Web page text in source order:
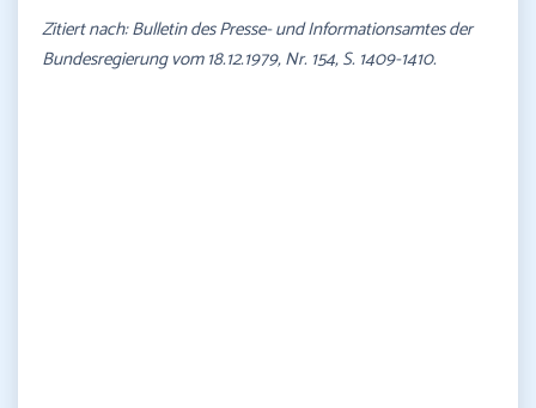
Zitiert nach: Bulletin des Presse- und Informationsamtes der
Bundesregierung vom 18.12.1979, Nr. 154, S. 1409-1410.